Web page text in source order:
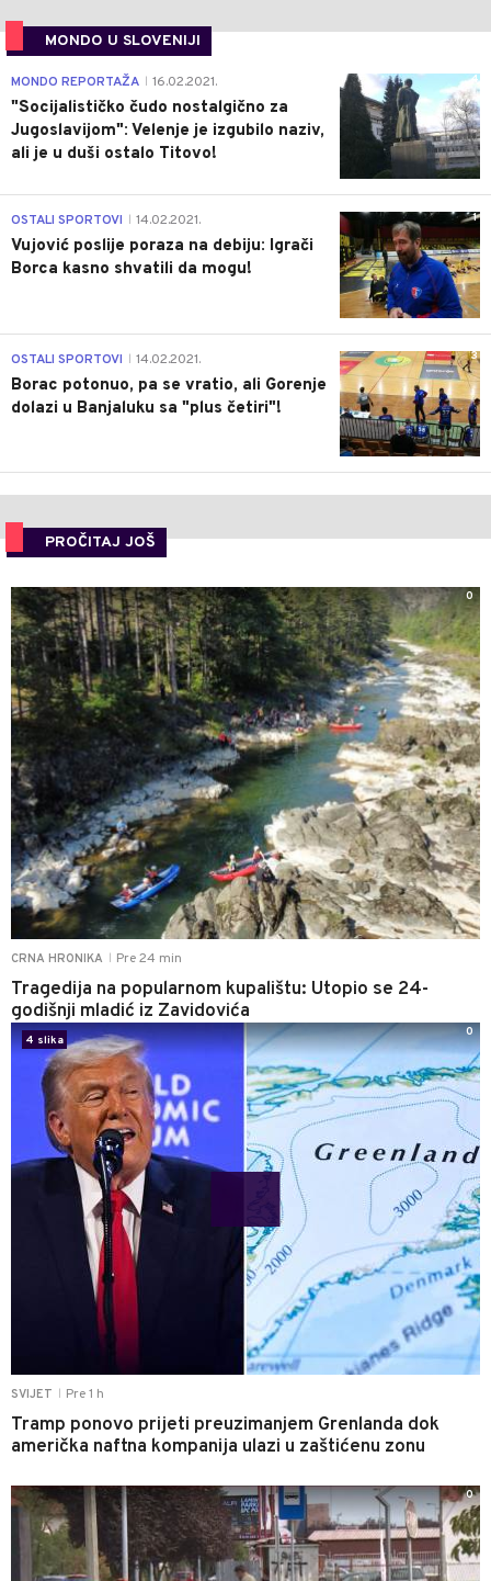
MONDO U SLOVENIJI
4
MONDO REPORTAŽA 16.02.2021.
"Socijalističko čudo nostalgično za
Jugoslavijom": Velenje je izgubilo naziv,
ali je u duši ostalo Titovo!
1
OSTALI SPORTOVI 14.02.2021.
Vujović poslije poraza na debiju: Igrači
Borca kasno shvatili da mogu!
3
OSTALI SPORTOVI 14.02.2021.
Borac potonuo, pa se vratio, ali Gorenje
dolazi u Banjaluku sa "plus četiri"!
PROČITAJ JOŠ
CRNA HRONIKA Pre 24 min
Tragedija na popularnom kupalištu: Utopio se 24-
godišnji mladić iz Zavidovića
0
SVIJET Pre 1 h
Tramp ponovo prijeti preuzimanjem Grenlanda dok
američka naftna kompanija ulazi u zaštićenu zonu
4 slika
0
0